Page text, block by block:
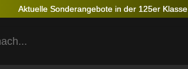
Aktuelle Sonderangebote in der 125er Klasse